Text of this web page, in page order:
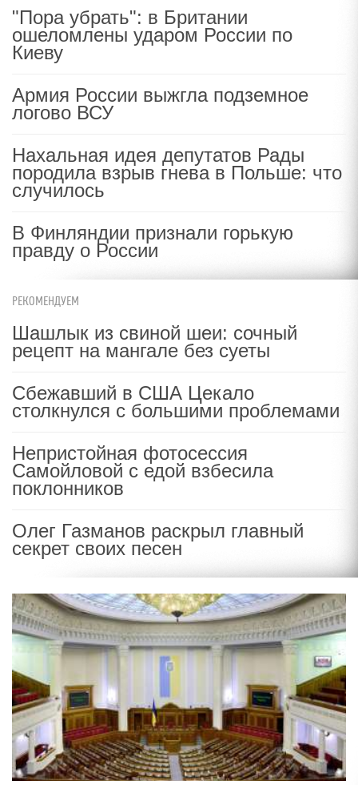
"Пора убрать": в Британии
ошеломлены ударом России по
Киеву
Армия России выжгла подземное
логово ВСУ
Нахальная идея депутатов Рады
породила взрыв гнева в Польше: что
случилось
В Финляндии признали горькую
правду о России
РЕКОМЕНДУЕМ
Шашлык из свиной шеи: сочный
рецепт на мангале без суеты
Сбежавший в США Цекало
столкнулся с большими проблемами
Непристойная фотосессия
Самойловой с едой взбесила
поклонников
Олег Газманов раскрыл главный
секрет своих песен